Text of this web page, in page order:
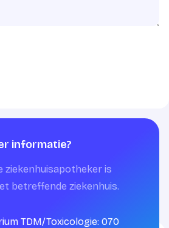
informatie?
ziekenhuisapotheker is
betreffende ziekenhuis.
TDM/Toxicologie: 070